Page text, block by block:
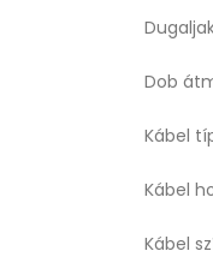
Dob
Kábel
Kábel
Kábel